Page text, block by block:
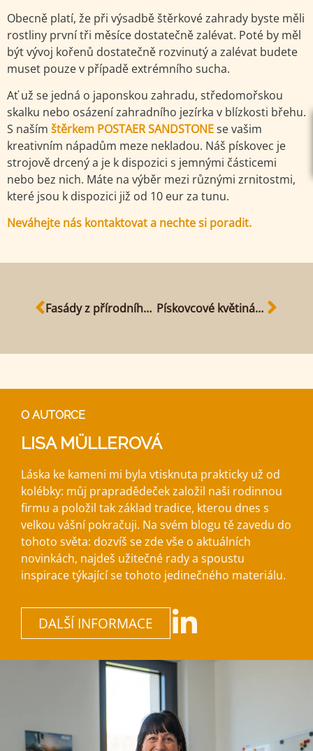
Obecně platí, že při výsadbě štěrkové zahrady byste měli
rostliny první tři měsíce dostatečně zalévat. Poté by měl
být vývoj kořenů dostatečně rozvinutý a zalévat budete
muset pouze v případě extrémního sucha.
Ať už se jedná o japonskou zahradu, středomořskou
skalku nebo osázení zahradního jezírka v blízkosti břehu.
S naším štěrkem POSTAER SANDSTONEse vašim
kreativním nápadům meze nekladou. Náš pískovec je
strojově drcený a je k dispozici s jemnými částicemi
nebo bez nich. Máte na výběr mezi různými zrnitostmi,
které jsou k dispozici již od 10 eur za tunu.
Neváhejte nás kontaktovat a nechte si poradit.
Fasády z přírodního kamene Pískovcové květináče - optický vrchol vaší zahrady
O AUTORCE
LISA MÜLLEROVÁ
Láska ke kameni mi byla vtisknuta prakticky už od
kolébky: můj prapradědeček založil naši rodinnou
firmu a položil tak základ tradice, kterou dnes s
velkou vášní pokračuji. Na svém blogu tě zavedu do
tohoto světa: dozvíš se zde vše o aktuálních
novinkách, najdeš užitečné rady a spoustu
inspirace týkající se tohoto jedinečného materiálu.
DALŠÍ INFORMACE